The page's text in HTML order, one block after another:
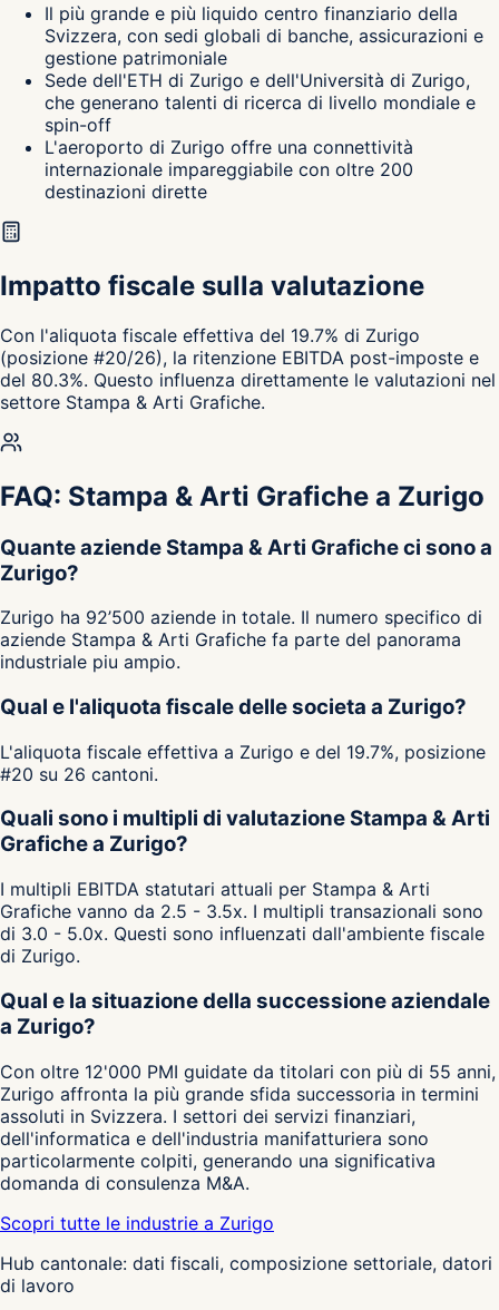
Il più grande e più liquido centro finanziario della
Svizzera, con sedi globali di banche, assicurazioni e
gestione patrimoniale
Sede dell'ETH di Zurigo e dell'Università di Zurigo,
che generano talenti di ricerca di livello mondiale e
spin-off
L'aeroporto di Zurigo offre una connettività
internazionale impareggiabile con oltre 200
destinazioni dirette
Impatto fiscale sulla valutazione
Con l'aliquota fiscale effettiva del 19.7% di Zurigo
(posizione #20/26), la ritenzione EBITDA post-imposte e
del 80.3%. Questo influenza direttamente le valutazioni nel
settore Stampa & Arti Grafiche.
FAQ: Stampa & Arti Grafiche a Zurigo
Quante aziende Stampa & Arti Grafiche ci sono a
Zurigo?
Zurigo ha 92’500 aziende in totale. Il numero specifico di
aziende Stampa & Arti Grafiche fa parte del panorama
industriale piu ampio.
Qual e l'aliquota fiscale delle societa a Zurigo?
L'aliquota fiscale effettiva a Zurigo e del 19.7%, posizione
#20 su 26 cantoni.
Quali sono i multipli di valutazione Stampa & Arti
Grafiche a Zurigo?
I multipli EBITDA statutari attuali per Stampa & Arti
Grafiche vanno da 2.5 - 3.5x. I multipli transazionali sono
di 3.0 - 5.0x. Questi sono influenzati dall'ambiente fiscale
di Zurigo.
Qual e la situazione della successione aziendale
a Zurigo?
Con oltre 12'000 PMI guidate da titolari con più di 55 anni,
Zurigo affronta la più grande sfida successoria in termini
assoluti in Svizzera. I settori dei servizi finanziari,
dell'informatica e dell'industria manifatturiera sono
particolarmente colpiti, generando una significativa
domanda di consulenza M&A.
Scopri tutte le industrie a Zurigo
Hub cantonale: dati fiscali, composizione settoriale, datori
di lavoro